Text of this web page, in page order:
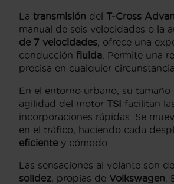
La transmisión del T-Cross
manual de seis velocidades o la
de 7 velocidades , ofrece una
conducción fluida . Permite una
precisa en cualquier circunstancia.
En el entorno urbano, su
agilidad del motor TSI facilitan
incorporaciones rápidas. Se
en el tráfico, haciendo cada
eficiente y cómodo.
Las sensaciones al volante son de
solidez , propias de Volkswagen